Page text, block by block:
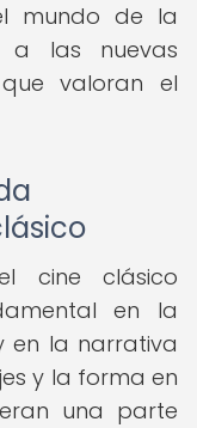
mundo de la
a las nuevas
valoran el
cine clásico
en la
en la narrativa
y la forma en
una parte